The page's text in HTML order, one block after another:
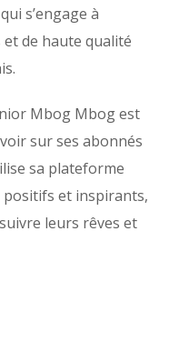
s’engage à
de haute qualité
Mbog Mbog est
sur ses abonnés
sa plateforme
et inspirants,
leurs rêves et